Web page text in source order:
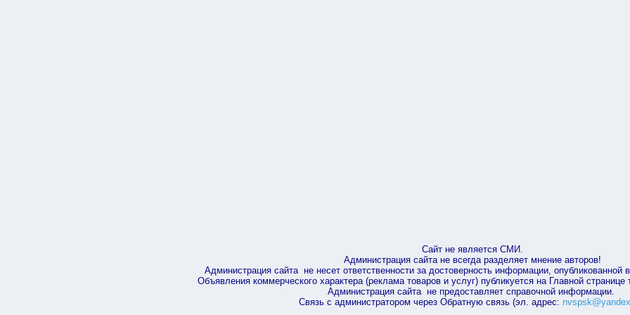
Сайт не является СМИ.
Администрация сайта не всегда разделяет мнение авторов!
Администрация сайта не несет ответственности за достоверность информации, опубликованной
Объявления коммерческого характера (реклама товаров и услуг) публикуется на Главной странице
Администрация сайта не предоставляет справочной информации.
Связь с администратором через Обратную связь (эл. адрес: